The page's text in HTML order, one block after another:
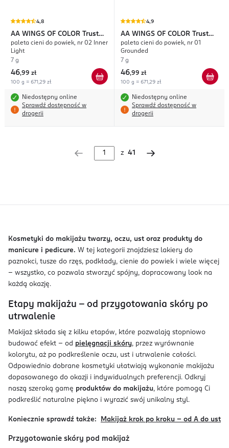
4,8
AA WINGS OF COLOR Trust
Your Wings True Vision
paleta cieni do powiek, nr 02 Inner
Light
7 g
46,99 zł
100 g = 671,29 zł
Niedostępny online
Sprawdź dostępność w
drogerii
4,9
AA WINGS OF COLOR Trust
Your Wings True Vision
paleta cieni do powiek, nr 01
Grounded
7 g
46,99 zł
100 g = 671,29 zł
Niedostępny online
Sprawdź dostępność w
drogerii
z 41
Kosmetyki do makijażu twarzy, oczu, ust oraz produkty do
manicure i pedicure. W tej kategorii znajdziesz lakiery do
paznokci, tusze do rzęs, podkłady, cienie do powiek i wiele więcej
– wszystko, co pozwala stworzyć spójny, dopracowany look na
każdą okazję.
Etapy makijażu – od przygotowania skóry po
utrwalenie
Makijaż składa się z kilku etapów, które pozwalają stopniowo
budować efekt – od pielęgnacji skóry, przez wyrównanie
kolorytu, aż po podkreślenie oczu, ust i utrwalenie całości.
Odpowiednio dobrane kosmetyki ułatwiają wykonanie makijażu
dopasowanego do okazji i indywidualnych preferencji. Odkryj
naszą szeroką gamę produktów do makijażu, które pomogą Ci
podkreślić naturalne piękno i wyrazić swój unikalny styl.
Koniecznie sprawdź także: Makijaż krok po kroku – od A do ust
Przygotowanie skóry pod makijaż